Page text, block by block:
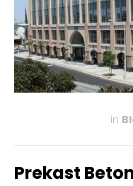
in
Prekast